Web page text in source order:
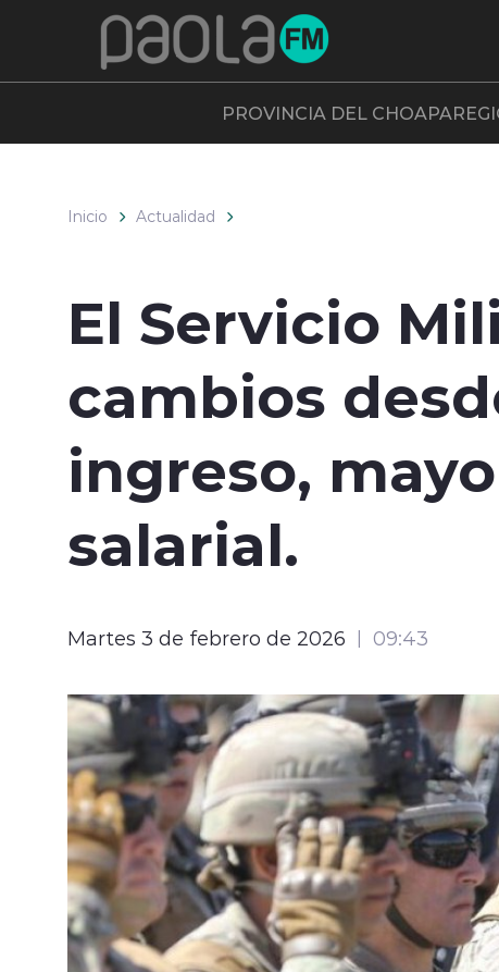
PROVINCIA DEL CHOAPA
Inicio Actualidad
El Servicio
cambios
ingreso,
salarial.
Martes 3 de febrero de 2026 09:43